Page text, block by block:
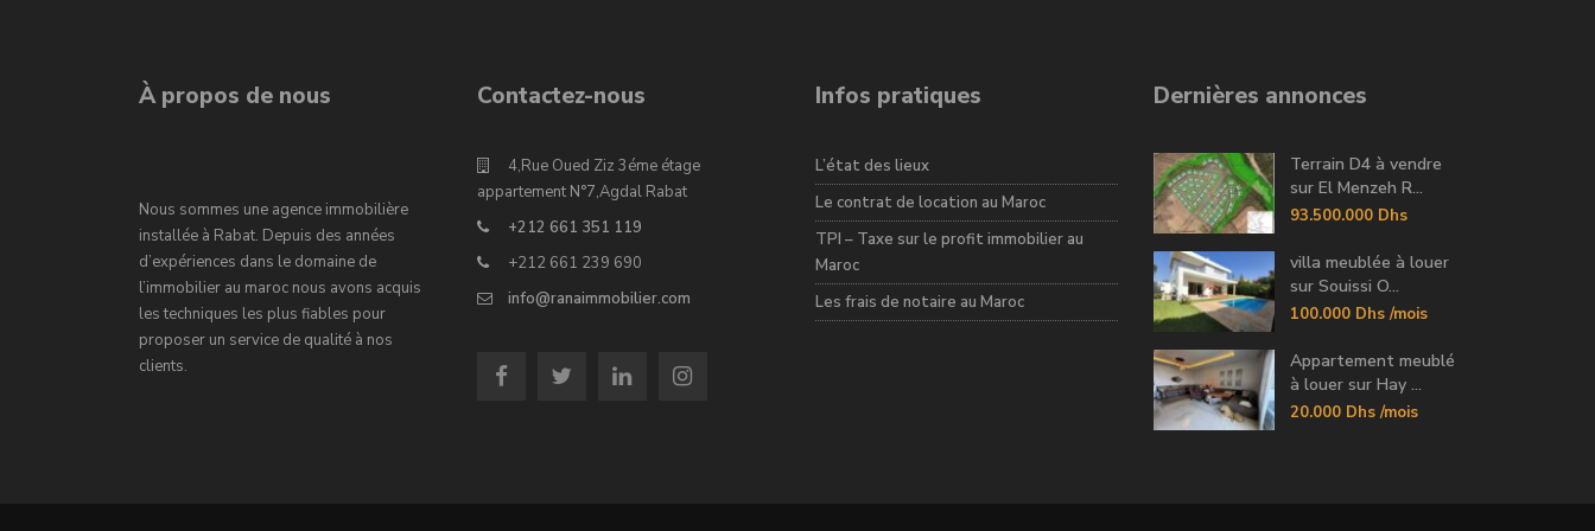
À propos de nous
Nous sommes une agence immobilière
installée à Rabat. Depuis des années
d’expériences dans le domaine de
l’immobilier au maroc nous avons acquis
les techniques les plus fiables pour
proposer un service de qualité à nos
clients.
Contactez-nous
4,Rue Oued Ziz 3éme étage
appartement N°7,Agdal Rabat
+212 661 351 119
+212 661 239 690
info@ranaimmobilier.com
Infos pratiques
L’état des lieux
Le contrat de location au Maroc
TPI – Taxe sur le profit immobilier au
Maroc
Les frais de notaire au Maroc
Dernières annonces
Terrain D4 à vendre
sur El Menzeh R...
93.500.000 Dhs
villa meublée à louer
sur Souissi O...
100.000 Dhs /mois
Appartement meublé
à louer sur Hay ...
20.000 Dhs /mois